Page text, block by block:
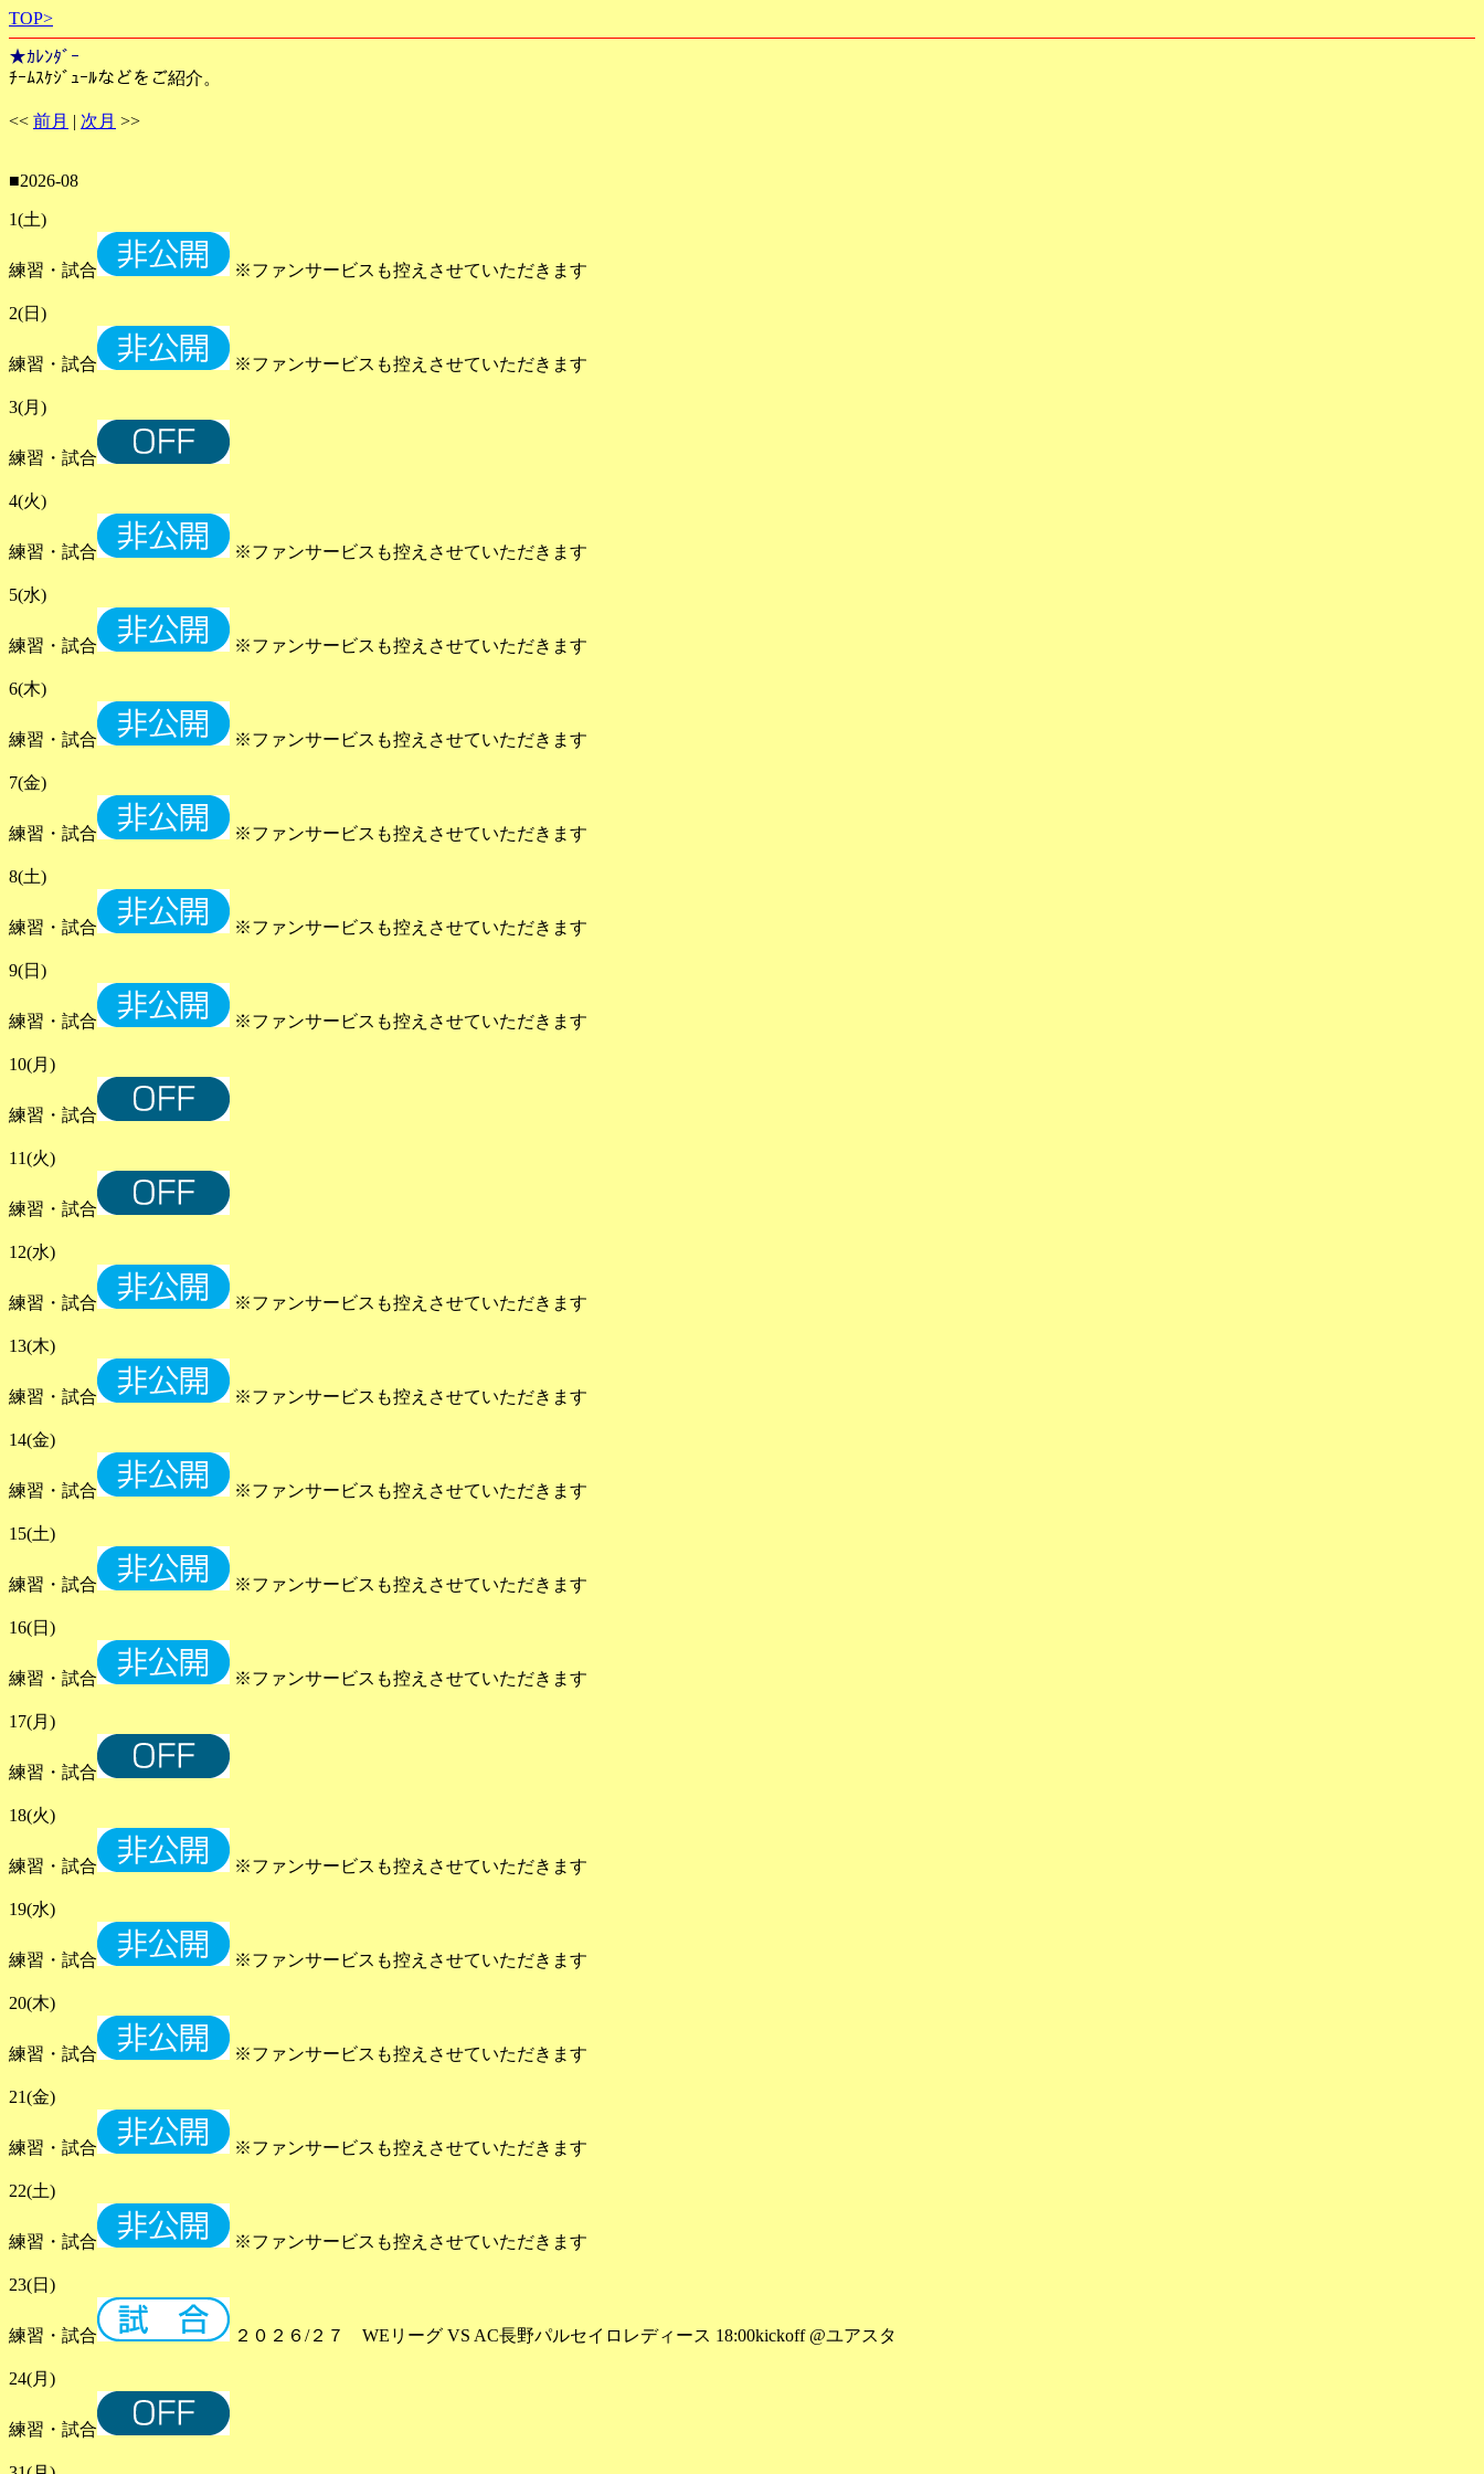
TOP>
★ｶﾚﾝﾀﾞｰ
ﾁｰﾑｽｹｼﾞｭｰﾙなどをご紹介。
<< 前月 | 次月 >>
■2026-08
1(土)
練習・試合 ※ファンサービスも控えさせていただきます
2(日)
練習・試合 ※ファンサービスも控えさせていただきます
3(月)
練習・試合
4(火)
練習・試合 ※ファンサービスも控えさせていただきます
5(水)
練習・試合 ※ファンサービスも控えさせていただきます
6(木)
練習・試合 ※ファンサービスも控えさせていただきます
7(金)
練習・試合 ※ファンサービスも控えさせていただきます
8(土)
練習・試合 ※ファンサービスも控えさせていただきます
9(日)
練習・試合 ※ファンサービスも控えさせていただきます
10(月)
練習・試合
11(火)
練習・試合
12(水)
練習・試合 ※ファンサービスも控えさせていただきます
13(木)
練習・試合 ※ファンサービスも控えさせていただきます
14(金)
練習・試合 ※ファンサービスも控えさせていただきます
15(土)
練習・試合 ※ファンサービスも控えさせていただきます
16(日)
練習・試合 ※ファンサービスも控えさせていただきます
17(月)
練習・試合
18(火)
練習・試合 ※ファンサービスも控えさせていただきます
19(水)
練習・試合 ※ファンサービスも控えさせていただきます
20(木)
練習・試合 ※ファンサービスも控えさせていただきます
21(金)
練習・試合 ※ファンサービスも控えさせていただきます
22(土)
練習・試合 ※ファンサービスも控えさせていただきます
23(日)
練習・試合 ２０２６/２７ WEリーグ VS AC長野パルセイロレディース 18:00kickoff @ユアスタ
24(月)
練習・試合